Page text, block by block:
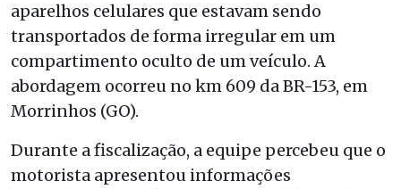
aparelhos celulares que estavam sendo
transportados de forma irregular em um
compartimento oculto de um veículo. A
abordagem ocorreu no km 609 da BR-153, em
Morrinhos (GO).
Durante a fiscalização, a equipe percebeu que o
motorista apresentou informações